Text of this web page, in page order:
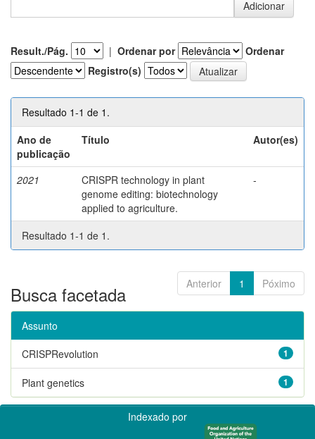
Result./Pág. | Ordenar por
Ordenar
Registro(s)
Resultado 1-1 de 1.
Ano de
publicação
Título Autor(es)
2021
CRISPR technology in plant
genome editing: biotechnology
applied to agriculture.
-
Resultado 1-1 de 1.
Anterior 1 Póximo
Busca facetada
Assunto
1
CRISPRevolution
1
Plant genetics
Indexado por